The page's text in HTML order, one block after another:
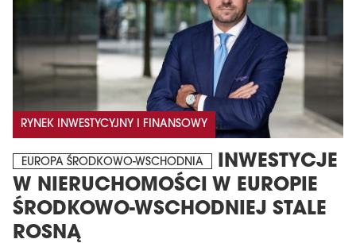
RYNEK INWESTYCYJNY I FINANSOWY
EUROPA ŚRODKOWO-WSCHODNIA
INWESTYCJE
W NIERUCHOMOŚCI W EUROPIE
ŚRODKOWO-WSCHODNIEJ STALE
ROSNĄ